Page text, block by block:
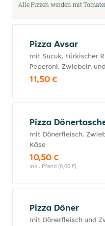
Alle Pizzen werden mit
Pizza Avsar
mit Sucuk, türkischer
Peperoni, Zwiebeln
11,50 €
Pizza
mit Dönerfleisch,
Käse
10,50 €
inkl. Pfand (0,00 €)
Pizza Döner
mit Dönerfleisch und